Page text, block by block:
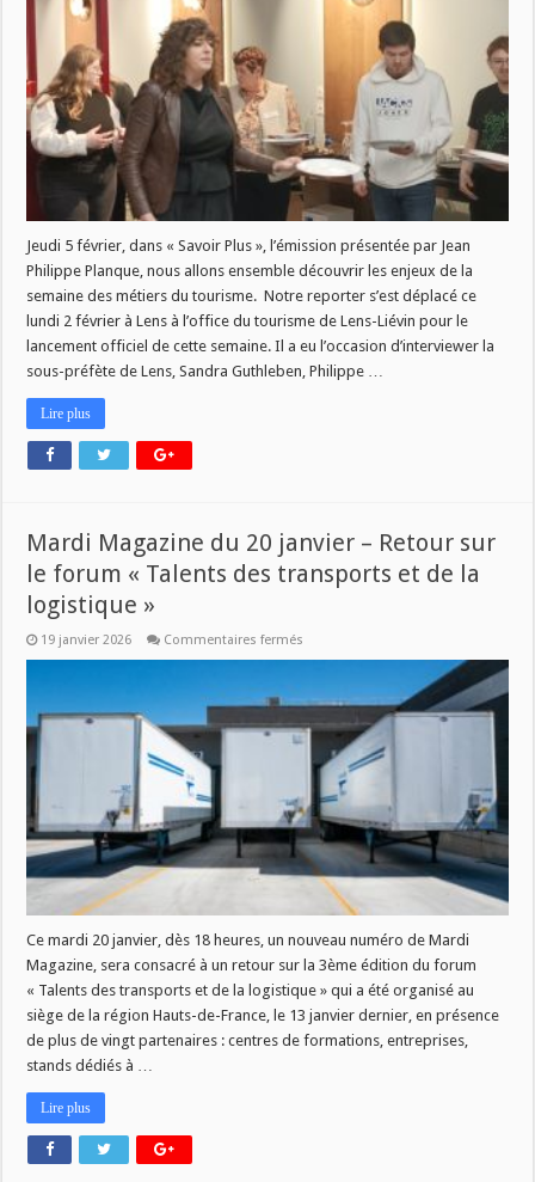
La
semaine
des
métiers
du
tourisme
Jeudi 5 février, dans « Savoir Plus », l’émission présentée par Jean
Philippe Planque, nous allons ensemble découvrir les enjeux de la
semaine des métiers du tourisme. Notre reporter s’est déplacé ce
lundi 2 février à Lens à l’office du tourisme de Lens-Liévin pour le
lancement officiel de cette semaine. Il a eu l’occasion d’interviewer la
sous-préfète de Lens, Sandra Guthleben, Philippe …
Lire plus
Mardi Magazine du 20 janvier – Retour sur
le forum « Talents des transports et de la
logistique »
19 janvier 2026 Commentaires fermés
20
–
Retour
sur
forum
« Talents
des
transports
et
de
logistique »
Ce mardi 20 janvier, dès 18 heures, un nouveau numéro de Mardi
Magazine, sera consacré à un retour sur la 3ème édition du forum
« Talents des transports et de la logistique » qui a été organisé au
siège de la région Hauts-de-France, le 13 janvier dernier, en présence
de plus de vingt partenaires : centres de formations, entreprises,
stands dédiés à …
Lire plus